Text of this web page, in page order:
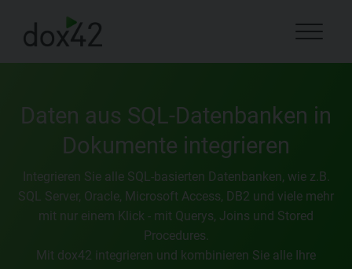
Daten aus SQL-Datenbanken in
Dokumente integrieren
Integrieren Sie alle SQL-basierten Datenbanken, wie z.B.
SQL Server, Oracle, Microsoft Access, DB2 und viele mehr
mit nur einem Klick - mit Querys, Joins und Stored
Procedures.
Mit dox42 integrieren und kombinieren Sie alle Ihre